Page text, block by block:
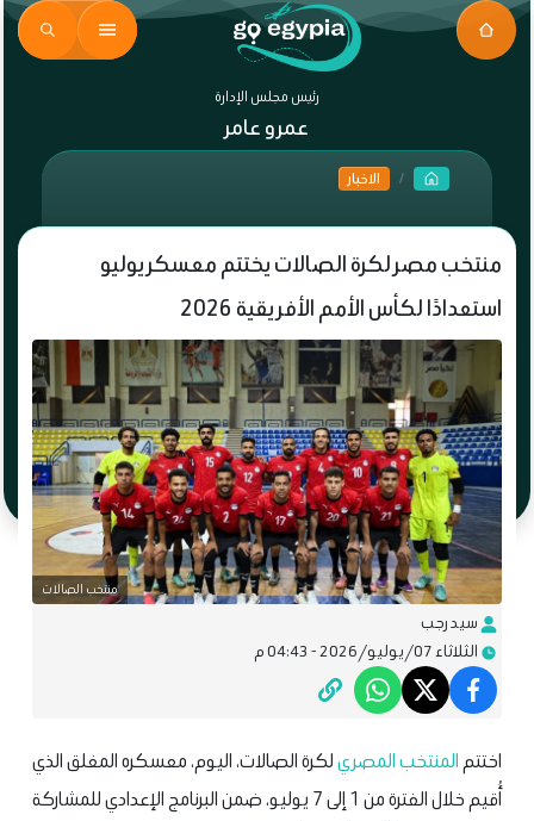
رئيس مجلس الإدارة
عمرو عامر
الاخبار
منتخب مصر لكرة الصالات يختتم معسكر يوليو
استعدادًا لكأس الأمم الأفريقية 2026
منتخب الصالات
سيد رجب
الثلاثاء 07/يوليو/2026 - 04:43 م
اختتم المنتخب المصريلكرة الصالات، اليوم، معسكره المغلق الذي
أُقيم خلال الفترة من 1 إلى 7 يوليو، ضمن البرنامج الإعدادي للمشاركة